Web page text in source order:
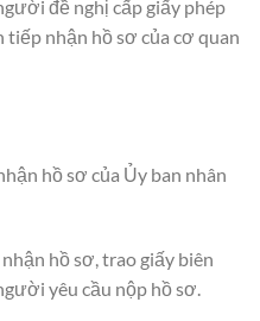
đề nghị cấp giấy phép
nhận hồ sơ của cơ quan
hồ sơ của Ủy ban nhân
hồ sơ, trao giấy biên
yêu cầu nộp hồ sơ.